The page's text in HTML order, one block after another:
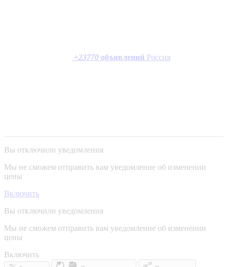
+23770 объявлений Россия
Вы отключили уведомления
Мы не сможем отправить вам уведомление об изменении
цены
Включить
Вы отключили уведомления
Мы не сможем отправить вам уведомление об изменении
цены
Включить